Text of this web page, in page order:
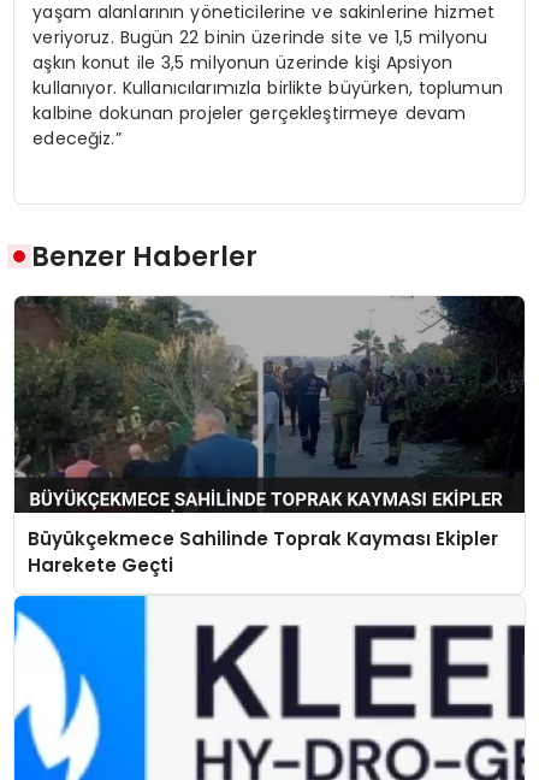
yaşam alanlarının yöneticilerine ve sakinlerine hizmet
veriyoruz. Bugün 22 binin üzerinde site ve 1,5 milyonu
aşkın konut ile 3,5 milyonun üzerinde kişi Apsiyon
kullanıyor. Kullanıcılarımızla birlikte büyürken, toplumun
kalbine dokunan projeler gerçekleştirmeye devam
edeceğiz.”
Benzer Haberler
Büyükçekmece Sahilinde Toprak Kayması Ekipler
Harekete Geçti